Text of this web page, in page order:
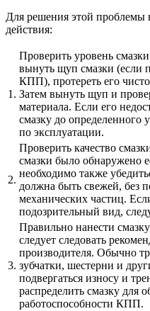
Для решения этой проблемы
действия:
1.
Проверить уровень
вынуть щуп смазки (если
КПП), протереть его
Затем вынуть щуп и
материала. Если его
смазку до определенного
по эксплуатации.
2.
Проверить качество
смазки было обнаружено
необходимо также
должна быть свежей, без
механических частиц.
подозрительный вид,
3.
Правильно нанести
следует следовать
производителя. Обычно
зубчатки, шестерни и
подвергаться износу и
распределить смазку для
работоспособности КПП.